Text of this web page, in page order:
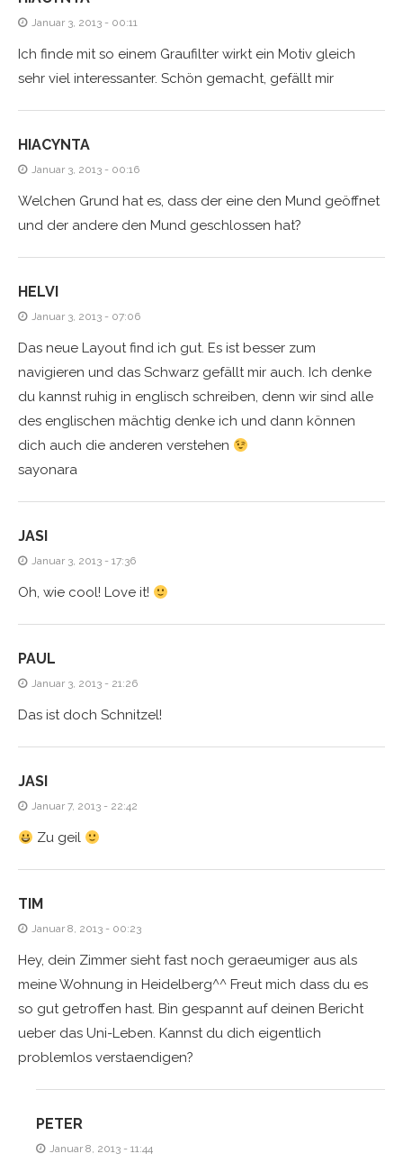
Januar 3, 2013 - 00:11
Ich finde mit so einem Graufilter wirkt ein Motiv gleich
sehr viel interessanter. Schön gemacht, gefällt mir
HIACYNTA
Januar 3, 2013 - 00:16
Welchen Grund hat es, dass der eine den Mund geöffnet
und der andere den Mund geschlossen hat?
HELVI
Januar 3, 2013 - 07:06
Das neue Layout find ich gut. Es ist besser zum
navigieren und das Schwarz gefällt mir auch. Ich denke
du kannst ruhig in englisch schreiben, denn wir sind alle
des englischen mächtig denke ich und dann können
dich auch die anderen verstehen
sayonara
JASI
Januar 3, 2013 - 17:36
Oh, wie cool! Love it!
PAUL
Januar 3, 2013 - 21:26
Das ist doch Schnitzel!
JASI
Januar 7, 2013 - 22:42
Zu geil
TIM
Januar 8, 2013 - 00:23
Hey, dein Zimmer sieht fast noch geraeumiger aus als
meine Wohnung in Heidelberg^^ Freut mich dass du es
so gut getroffen hast. Bin gespannt auf deinen Bericht
ueber das Uni-Leben. Kannst du dich eigentlich
problemlos verstaendigen?
PETER
Januar 8, 2013 - 11:44